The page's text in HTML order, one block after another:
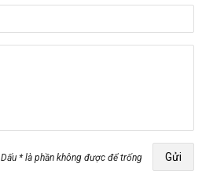
Dấu * là phần không được để trống Gửi